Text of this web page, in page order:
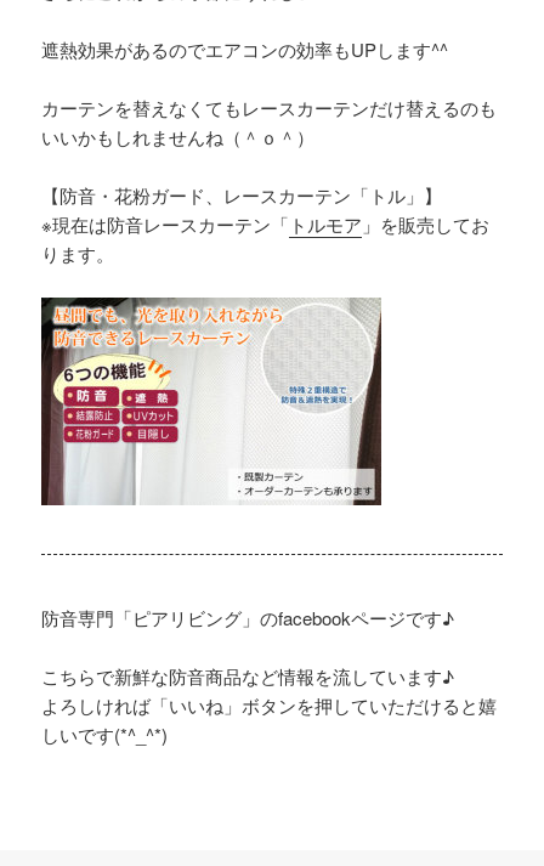
遮熱効果があるのでエアコンの効率もUPします^^
カーテンを替えなくてもレースカーテンだけ替えるのも
いいかもしれませんね（＾ｏ＾）
【防音・花粉ガード、レースカーテン「トル」】
※現在は防音レースカーテン「 トルモア 」を販売してお
ります。
防音専門「ピアリビング」のfacebookページです♪
こちらで新鮮な防音商品など情報を流しています♪
よろしければ「いいね」ボタンを押していただけると嬉
しいです(*^_^*)